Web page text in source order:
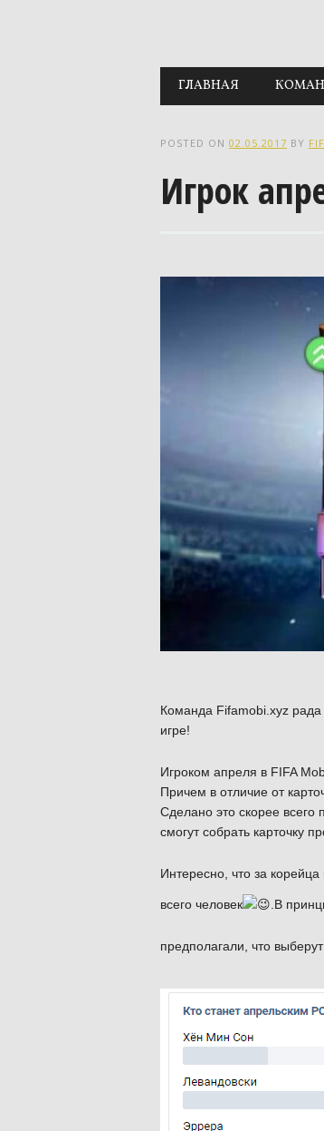
Main menu
Skip to content
ГЛАВНАЯ
POSTED ON 02.05.2017 BY
Игрок
Команда Fifamobi.xyz
игре!
Игроком апреля в FIFA
Причем в отличие от
Сделано это скорее всего
смогут собрать карточку
Интересно, что за
всего человек .В
предполагали, что